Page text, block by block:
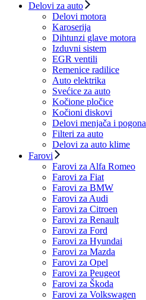
Delovi za auto
Delovi motora
Karoserija
Dihtunzi glave motora
Izduvni sistem
EGR ventili
Remenice radilice
Auto elektrika
Svećice za auto
Kočione pločice
Kočioni diskovi
Delovi menjača i pogona
Filteri za auto
Delovi za auto klime
Farovi
Farovi za Alfa Romeo
Farovi za Fiat
Farovi za BMW
Farovi za Audi
Farovi za Citroen
Farovi za Renault
Farovi za Ford
Farovi za Hyundai
Farovi za Mazda
Farovi za Opel
Farovi za Peugeot
Farovi za Škoda
Farovi za Volkswagen